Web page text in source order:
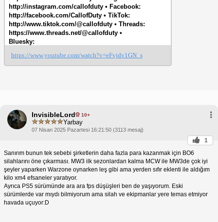
http://instagram.com/callofduty • Facebook:
http://facebook.com/CallofDuty • TikTok:
http://www.tiktok.com/@callofduty • Threads:
https://www.threads.net/@callofduty •
Bluesky:
https://www.youtube.com/watch?v=eFvjdv1GN_s
InvisibleLord 10+
Yarbay
07 Nisan 2025 Pazartesi 16:21:50 (3113 mesaj)
1
Sanırım bunun tek sebebi şirketlerin daha fazla para kazanmak için BO6
silahlarını öne çıkarması. MW3 ilk sezonlardan kalma MCW ile MW3de çok iyi
şeyler yaparken Warzone oynarken leş gibi ama yerden sıfır eklenti ile aldığım
kilo xm4 efsaneler yaratıyor.
Ayrıca PS5 sürümünde ara ara fps düşüşleri ben de yaşıyorum. Eski
sürümlerde var mıydı bilmiyorum ama silah ve ekipmanlar yere temas etmiyor
havada uçuyor:D